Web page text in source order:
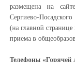
размещена на
Сергиево-
(на главной
приема в
Телефоны «Горячей